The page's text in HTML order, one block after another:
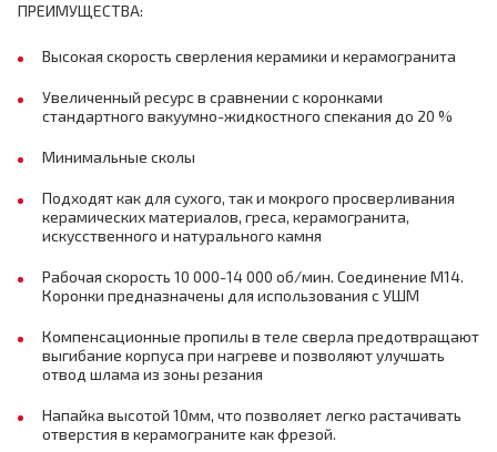
ПРЕИМУЩЕСТВА:
Высокая скорость сверления керамики и керамогранита
Увеличенный ресурс в сравнении с коронками
стандартного вакуумно-жидкостного спекания до 20 %
Минимальные сколы
Подходят как для сухого, так и мокрого просверливания
керамических материалов, греса, керамогранита,
искусственного и натурального камня
Рабочая скорость 10 000-14 000 об/мин. Соединение М14.
Коронки предназначены для использования с УШМ
Компенсационные пропилы в теле сверла предотвращают
выгибание корпуса при нагреве и позволяют улучшать
отвод шлама из зоны резания
Напайка высотой 10мм, что позволяет легко растачивать
отверстия в керамограните как фрезой.